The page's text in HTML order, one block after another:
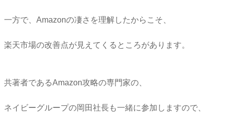
一方で、Amazonの凄さを理解したからこそ、
楽天市場の改善点が見えてくるところがあります。
共著者であるAmazon攻略の専門家の、
ネイビーグループの岡田社長も一緒に参加しますので、